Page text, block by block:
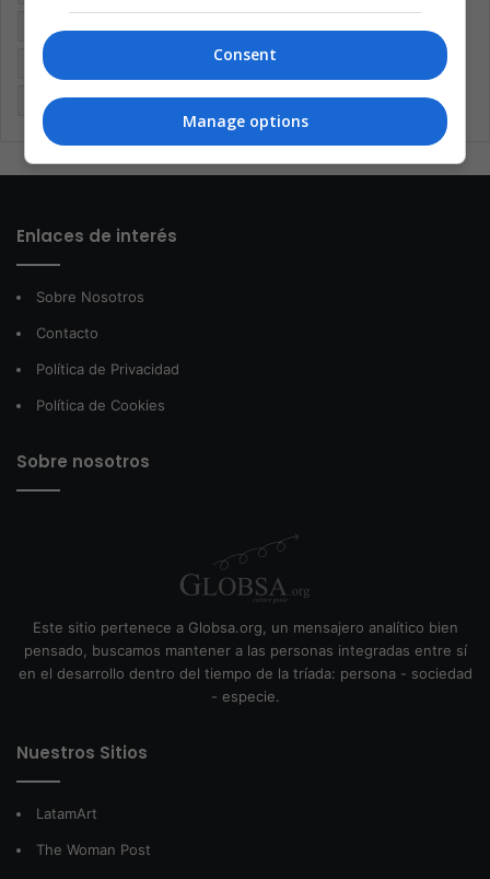
Economía Entretenimiento Fútbol
Memes (ES) Mundo México Música Politica
Enlaces de interés
Sobre Nosotros
Contacto
Política de Privacidad
Política de Cookies
Sobre nosotros
Este sitio pertenece a Globsa.org, un mensajero analítico bien
pensado, buscamos mantener a las personas integradas entre sí
en el desarrollo dentro del tiempo de la tríada: persona - sociedad
- especie.
Nuestros Sitios
LatamArt
The Woman Post
Consent
Manage options